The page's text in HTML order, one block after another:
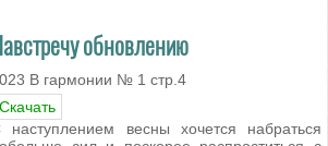
обновлению
В гармонии № 1 стр.4
Скачать
наступлением весны хочется набраться